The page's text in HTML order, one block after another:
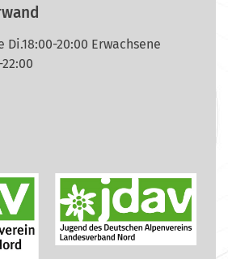
Di.18:00-20:00 Erwachsene